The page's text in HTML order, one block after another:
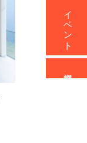
イベント